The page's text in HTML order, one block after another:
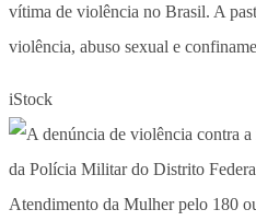
vítima de violência no Brasil. A
violência, abuso sexual e
iStock